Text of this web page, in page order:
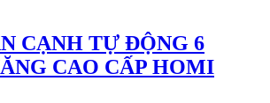
CẠNH TỰ ĐỘNG 6
CAO CẤP HOMI